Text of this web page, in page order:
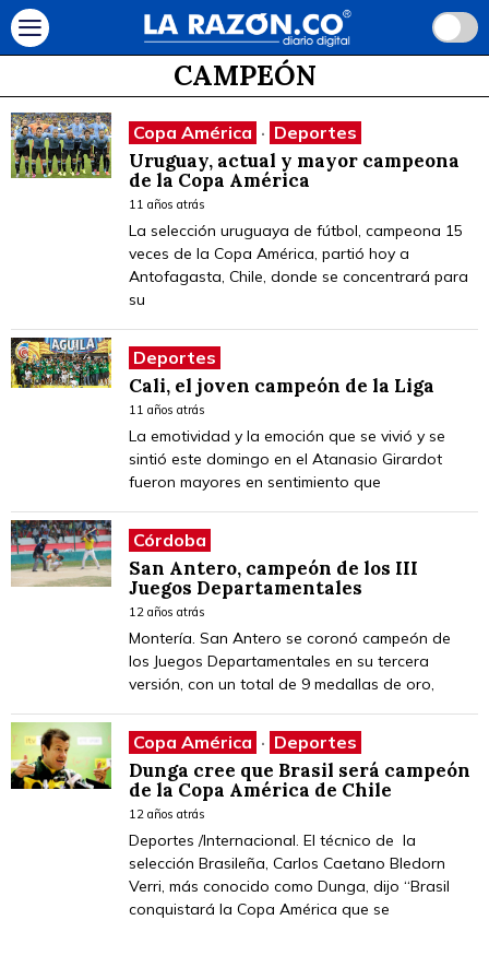
CAMPEÓN
Copa América · Deportes
Uruguay, actual y mayor campeona
de la Copa América
11 años atrás
La selección uruguaya de fútbol, campeona 15
veces de la Copa América, partió hoy a
Antofagasta, Chile, donde se concentrará para
su
Deportes
Cali, el joven campeón de la Liga
11 años atrás
La emotividad y la emoción que se vivió y se
sintió este domingo en el Atanasio Girardot
fueron mayores en sentimiento que
Córdoba
San Antero, campeón de los III
Juegos Departamentales
12 años atrás
Montería. San Antero se coronó campeón de
los Juegos Departamentales en su tercera
versión, con un total de 9 medallas de oro,
Copa América · Deportes
Dunga cree que Brasil será campeón
de la Copa América de Chile
12 años atrás
Deportes /Internacional. El técnico de la
selección Brasileña, Carlos Caetano Bledorn
Verri, más conocido como Dunga, dijo “Brasil
conquistará la Copa América que se